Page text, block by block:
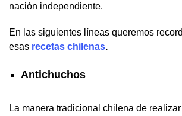
nación independiente.
En las siguientes líneas queremos
esas recetas chilenas.
Antichuchos
La manera tradicional chilena de